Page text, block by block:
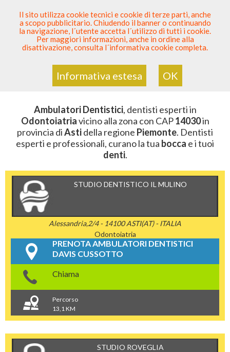
SEI DENTISTA? PARTECIPA
Sei QuiElenco Dentista Sicuro > Odontoiatria>
Ambulatori Dentistici>Piemonte>Asti>CAP 14030
ZONA CON CAP 14030
Ambulatori Dentistici, dentisti esperti in
Odontoiatriavicino alla zona con CAP14030in
provincia diAstidella regione Piemonte. Dentisti
esperti e professionali, curano la tua bocca e i tuoi
denti.
STUDIO DENTISTICO IL MULINO
Alessandria,2/4 - 14100 ASTI(AT) - ITALIA
Odontoiatria
PRENOTA AMBULATORI DENTISTICI
DAVIS CUSSOTTO
Chiama
Percorso
13,1 KM
STUDIO ROVEGLIA
Il sito utilizza cookie tecnici e cookie di terze parti, anche
a scopo pubblicitario. Chiudendo il banner o continuando
la navigazione, l´utente accetta l´utilizzo di tutti i cookie.
Per maggiori informazioni, anche in ordine alla
disattivazione, consulta l´informativa cookie completa.
Informativa estesa OK